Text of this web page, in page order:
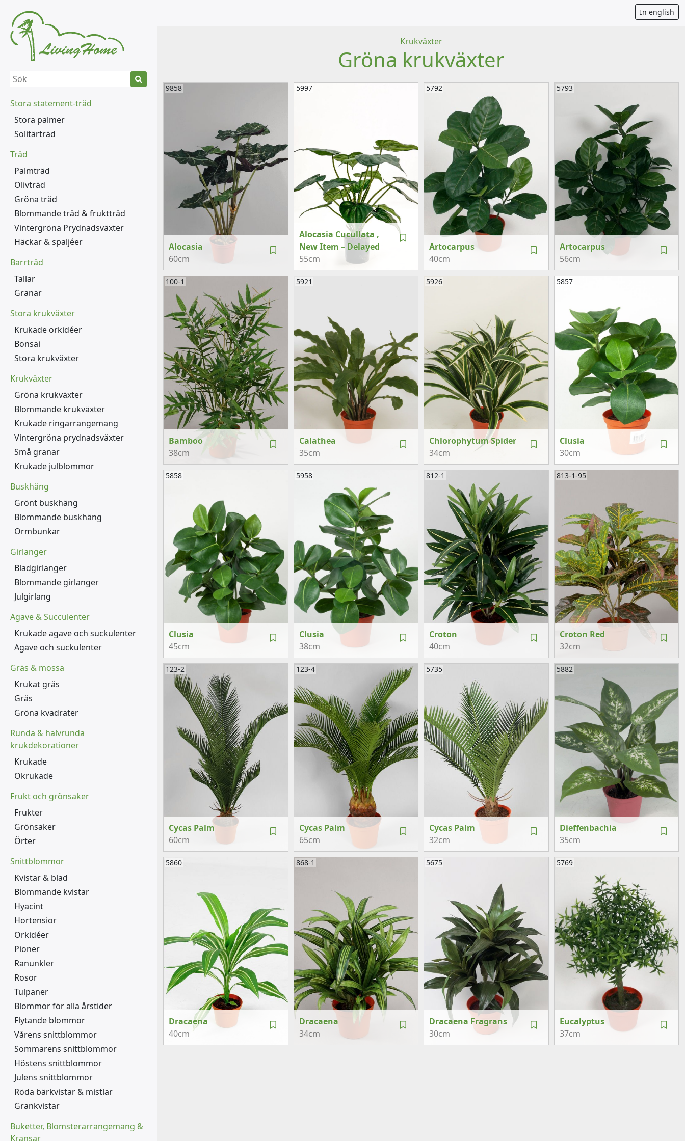
In english
Stora statement-träd
Stora palmer
Solitärträd
Träd
Palmträd
Olivträd
Gröna träd
Blommande träd & fruktträd
Vintergröna Prydnadsväxter
Häckar & spaljéer
Barrträd
Tallar
Granar
Stora krukväxter
Krukade orkidéer
Bonsai
Stora krukväxter
Krukväxter
Gröna krukväxter
Blommande krukväxter
Krukade ringarrangemang
Vintergröna prydnadsväxter
Små granar
Krukade julblommor
Buskhäng
Grönt buskhäng
Blommande buskhäng
Ormbunkar
Girlanger
Bladgirlanger
Blommande girlanger
Julgirlang
Agave & Succulenter
Krukade agave och suckulenter
Agave och suckulenter
Gräs & mossa
Krukat gräs
Gräs
Gröna kvadrater
Runda & halvrunda
krukdekorationer
Krukade
Okrukade
Frukt och grönsaker
Frukter
Grönsaker
Örter
Snittblommor
Kvistar & blad
Blommande kvistar
Hyacint
Hortensior
Orkidéer
Pioner
Ranunkler
Rosor
Tulpaner
Blommor för alla årstider
Flytande blommor
Vårens snittblommor
Sommarens snittblommor
Höstens snittblommor
Julens snittblommor
Röda bärkvistar & mistlar
Grankvistar
Buketter, Blomsterarrangemang &
Kransar
Krukväxter
Gröna krukväxter
Alocasia
60cm
9858
Alocasia Cucullata ,
New Item – Delayed
55cm
5997
Artocarpus
40cm
5792
Artocarpus
56cm
5793
Bamboo
38cm
100-1
Calathea
35cm
5921
Chlorophytum Spider
34cm
5926
Clusia
30cm
5857
Clusia
45cm
5858
Clusia
38cm
5958
Croton
40cm
812-1
Croton Red
32cm
813-1-95
Cycas Palm
60cm
123-2
Cycas Palm
65cm
123-4
Cycas Palm
32cm
5735
Dieffenbachia
35cm
5882
Dracaena
40cm
5860
Dracaena
34cm
868-1
Dracaena Fragrans
30cm
5675
Eucalyptus
37cm
5769